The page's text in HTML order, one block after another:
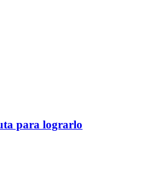
para lograrlo